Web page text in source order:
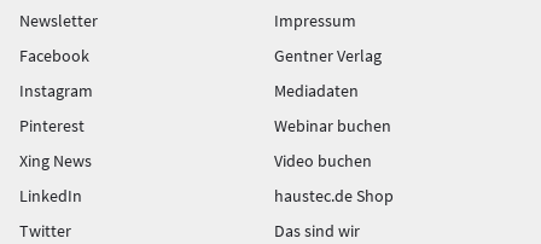
Newsletter
Facebook
Instagram
Pinterest
Xing News
LinkedIn
Twitter
Impressum
Gentner Verlag
Mediadaten
Webinar buchen
Video buchen
haustec.de Shop
Das sind wir